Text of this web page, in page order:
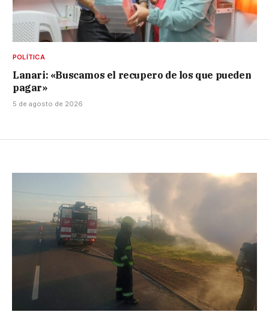
POLÍTICA
Lanari: «Buscamos el recupero de los que pueden
pagar»
5 de agosto de 2026